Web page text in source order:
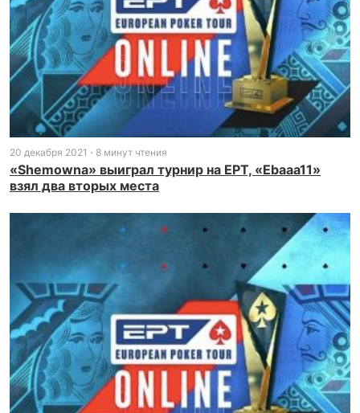
20 декабря 2021 8 минут чтения
«Shemowna» выиграл турнир на EPT, «Ebaaa11»
взял два вторых места